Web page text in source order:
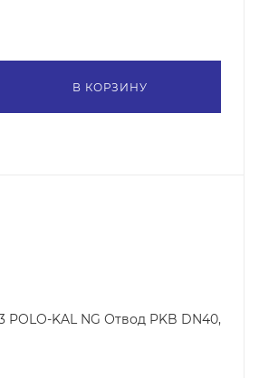
В КОРЗИНУ
POLO-KAL NG Отвод PKB DN40,